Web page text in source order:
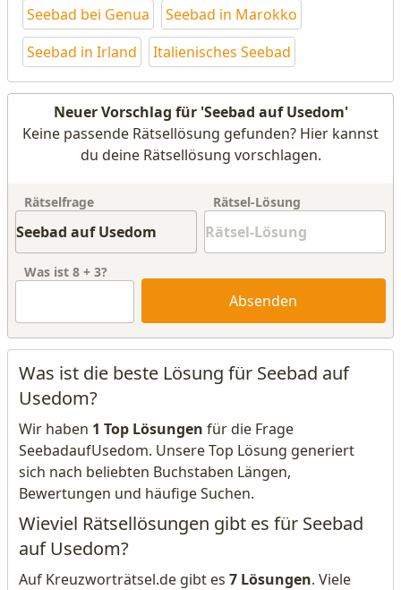
Seebad bei Genua
Seebad in Marokko
Seebad in Irland
Italienisches Seebad
Neuer Vorschlag für 'Seebad auf Usedom'
Keine passende Rätsellösung gefunden? Hier kannst
du deine Rätsellösung vorschlagen.
Rätselfrage Rätsel-Lösung
Was ist 8 + 3?
Absenden
Was ist die beste Lösung für Seebad auf
Usedom?
Wir haben 1 Top Lösungen für die Frage
SeebadaufUsedom. Unsere Top Lösung generiert
sich nach beliebten Buchstaben Längen,
Bewertungen und häufige Suchen.
Wieviel Rätsellösungen gibt es für Seebad
auf Usedom?
Auf Kreuzworträtsel.de gibt es 7 Lösungen. Viele